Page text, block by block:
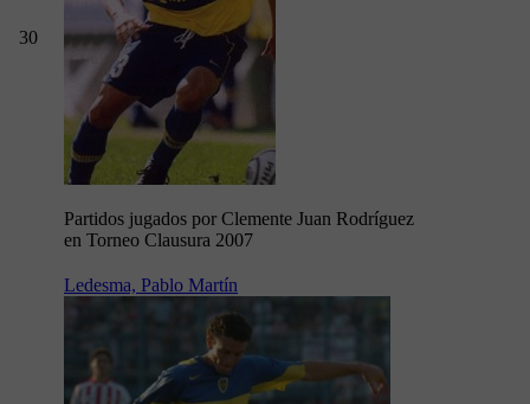
30
Partidos jugados por Clemente Juan Rodríguez
en Torneo Clausura 2007
Ledesma, Pablo Martín